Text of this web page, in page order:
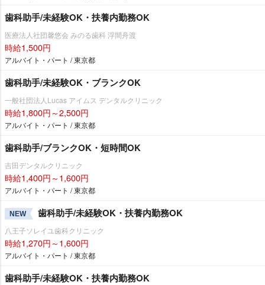
歯科助手/未経験OK・扶養内勤務OK
医療法人社団馨悠会 みのる歯科 浮間舟渡
時給1,500円
アルバイト・パート / 東京都
歯科助手/未経験OK・ブランクOK
一般社団法人Lucas アイムス デンタルクリニック
時給1,800円～2,500円
アルバイト・パート / 東京都
歯科助手/ブランクOK・短時間OK
吉田デンタルクリニック
時給1,400円～1,600円
アルバイト・パート / 東京都
NEW 歯科助手/未経験OK・扶養内勤務OK
八王子ソレイユ歯科クリニック
時給1,270円～1,600円
アルバイト・パート / 東京都
歯科助手/未経験OK・扶養内勤務OK